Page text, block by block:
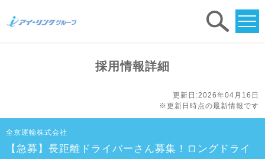
採用情報詳細
更新日:2026年04月16日
※更新日時点の最新情報です
全京運輸株式会社
【急募】長距離ドライバーさん募集！ロングドライ